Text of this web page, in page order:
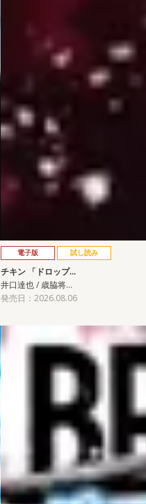
電子版 試し読み
チキン 「ドロップ…
井口達也 / 歳脇将…
発売日：2026.08.06